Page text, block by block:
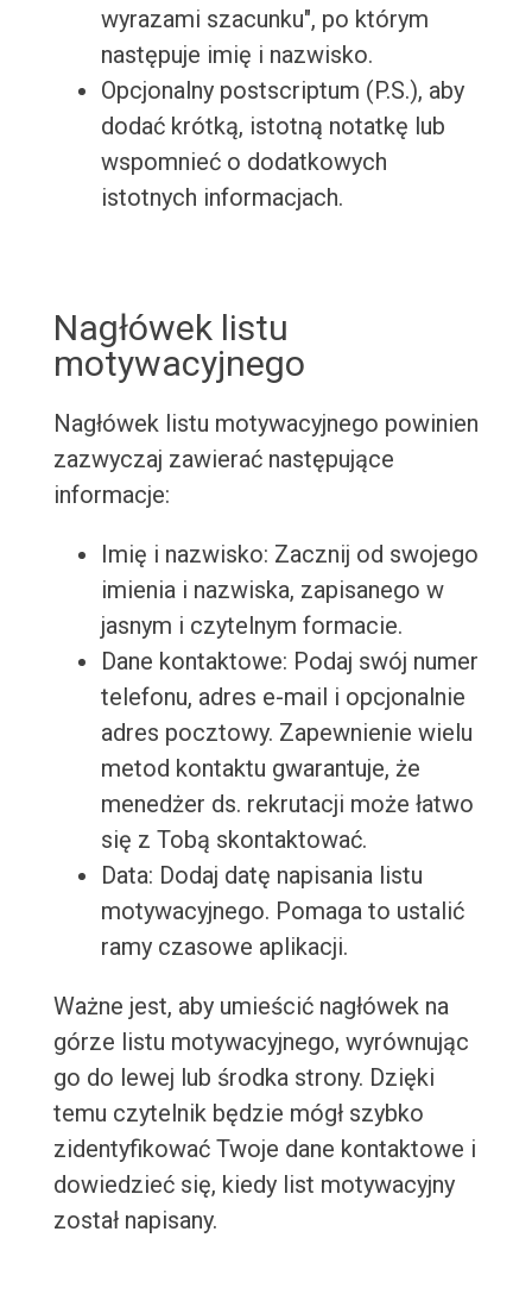
wyrazami szacunku", po którym
następuje imię i nazwisko.
Opcjonalny postscriptum (P.S.), aby
dodać krótką, istotną notatkę lub
wspomnieć o dodatkowych
istotnych informacjach.
Nagłówek listu
motywacyjnego
Nagłówek listu motywacyjnego powinien
zazwyczaj zawierać następujące
informacje:
Imię i nazwisko: Zacznij od swojego
imienia i nazwiska, zapisanego w
jasnym i czytelnym formacie.
Dane kontaktowe: Podaj swój numer
telefonu, adres e-mail i opcjonalnie
adres pocztowy. Zapewnienie wielu
metod kontaktu gwarantuje, że
menedżer ds. rekrutacji może łatwo
się z Tobą skontaktować.
Data: Dodaj datę napisania listu
motywacyjnego. Pomaga to ustalić
ramy czasowe aplikacji.
Ważne jest, aby umieścić nagłówek na
górze listu motywacyjnego, wyrównując
go do lewej lub środka strony. Dzięki
temu czytelnik będzie mógł szybko
zidentyfikować Twoje dane kontaktowe i
dowiedzieć się, kiedy list motywacyjny
został napisany.